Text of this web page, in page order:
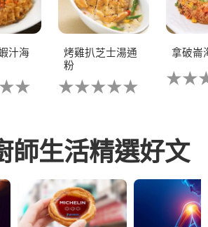
汁海
烤雞扒芝士湯通
粉
没
有
recipe
提
交
评
级
拿破崙
没
有
提
交
级
師生活精選好文